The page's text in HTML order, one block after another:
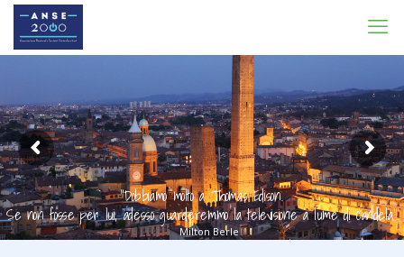
Milton Berle
"Dobbiamo molto a Thomas Edison.
Se non fosse per lui, adesso guarderemmo la televisione a lume di candela."